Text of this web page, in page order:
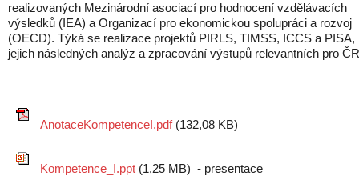
realizovaných Mezinárodní asociací pro hodnocení vzdělávacích
výsledků (IEA) a Organizací pro ekonomickou spolupráci a rozvoj
(OECD). Týká se realizace projektů PIRLS, TIMSS, ICCS a PISA,
jejich následných analýz a zpracování výstupů relevantních pro
AnotaceKompetenceI.pdf(132,08 KB)
Kompetence_I.ppt (1,25 MB) - presentace